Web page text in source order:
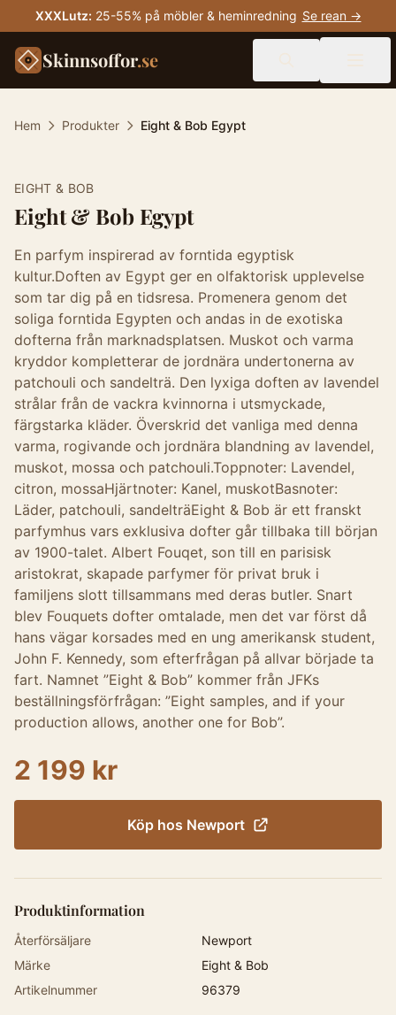
XXXLutz: 25-55% på möbler & heminredning Se rean →
Skinnsoffor.se
Hem Produkter Eight & Bob Egypt
EIGHT & BOB
Eight & Bob Egypt
En parfym inspirerad av forntida egyptisk
kultur.Doften av Egypt ger en olfaktorisk upplevelse
som tar dig på en tidsresa. Promenera genom det
soliga forntida Egypten och andas in de exotiska
dofterna från marknadsplatsen. Muskot och varma
kryddor kompletterar de jordnära undertonerna av
patchouli och sandelträ. Den lyxiga doften av lavendel
strålar från de vackra kvinnorna i utsmyckade,
färgstarka kläder. Överskrid det vanliga med denna
varma, rogivande och jordnära blandning av lavendel,
muskot, mossa och patchouli.Toppnoter: Lavendel,
citron, mossaHjärtnoter: Kanel, muskotBasnoter:
Läder, patchouli, sandelträEight & Bob är ett franskt
parfymhus vars exklusiva dofter går tillbaka till början
av 1900-talet. Albert Fouqet, son till en parisisk
aristokrat, skapade parfymer för privat bruk i
familjens slott tillsammans med deras butler. Snart
blev Fouquets dofter omtalade, men det var först då
hans vägar korsades med en ung amerikansk student,
John F. Kennedy, som efterfrågan på allvar började ta
fart. Namnet ”Eight & Bob” kommer från JFKs
beställningsförfrågan: ”Eight samples, and if your
production allows, another one for Bob”.
2 199 kr
Köp hos Newport
Produktinformation
Återförsäljare
Newport
Märke
Eight & Bob
Artikelnummer
96379